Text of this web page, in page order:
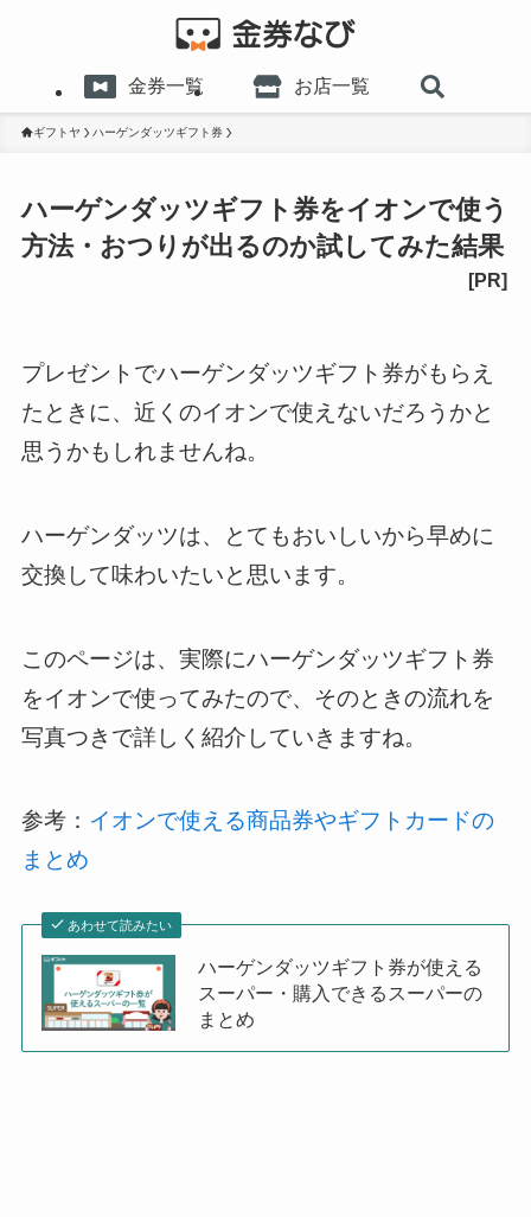
金券一覧 お店一覧
ギフトヤ ハーゲンダッツギフト券
ハーゲンダッツギフト券をイオンで使う
方法・おつりが出るのか試してみた結果
プレゼントでハーゲンダッツギフト券がもらえ
たときに、近くのイオンで使えないだろうかと
思うかもしれませんね。
ハーゲンダッツは、とてもおいしいから早めに
交換して味わいたいと思います。
このページは、実際にハーゲンダッツギフト券
をイオンで使ってみたので、そのときの流れを
写真つきで詳しく紹介していきますね。
参考： イオンで使える商品券やギフトカードの
まとめ
あわせて読みたい
ハーゲンダッツギフト券が使える
スーパー・購入できるスーパーの
まとめ